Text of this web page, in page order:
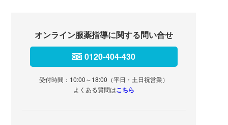
オンライン服薬指導に関する問い合せ
0120-404-430
受付時間：10:00～18:00（平日・土日祝営業）
よくある質問はこちら